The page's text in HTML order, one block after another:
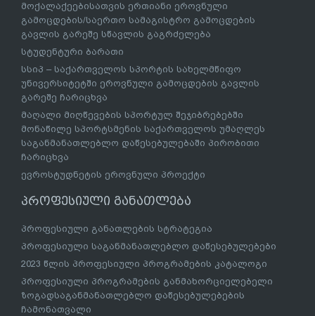
მოქალაქეებისათვის ერთიანი ეროვნული
გამოცდების/საერთო სამაგისტრო გამოცდების
გავლის გარეშე სწავლის გაგრძელება
სტუდენტური ბარათი
სსიპ – საქართველოს სპორტის სახელმწიფო
უნივერსიტეტში ეროვნული გამოცდების გავლის
გარეშე ჩარიცხვა
მაღალი მიღწევების სპორტულ შეჯიბრებებში
მონაწილე სპორტსმენის საქართველოს უმაღლეს
საგანმანათლებლო დაწესებულებაში პირობითი
ჩარიცხვა
ევროსტუდნეტის ეროვნული პროექტი
პროფესიული განათლება
პროფესიული განათლების სტრატეგია
პროფესიული საგანმანათლებლო დაწესებულებები
2023 წლის პროფესიული პროგრამების კატალოგი
პროფესიული პროგრამების განმახორციელებელი
ზოგადსაგანმანათლებლო დაწესებულებების
ჩამონათვალი